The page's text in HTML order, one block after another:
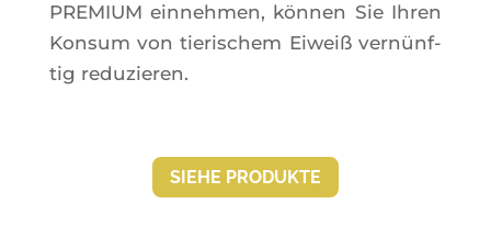
PREMIUM ein­neh­men, kön­nen Sie Ihren
Kon­sum von tie­ri­schem Eiweiß vernünf­
tig reduzieren.
SIEHE PRO­DUKTE